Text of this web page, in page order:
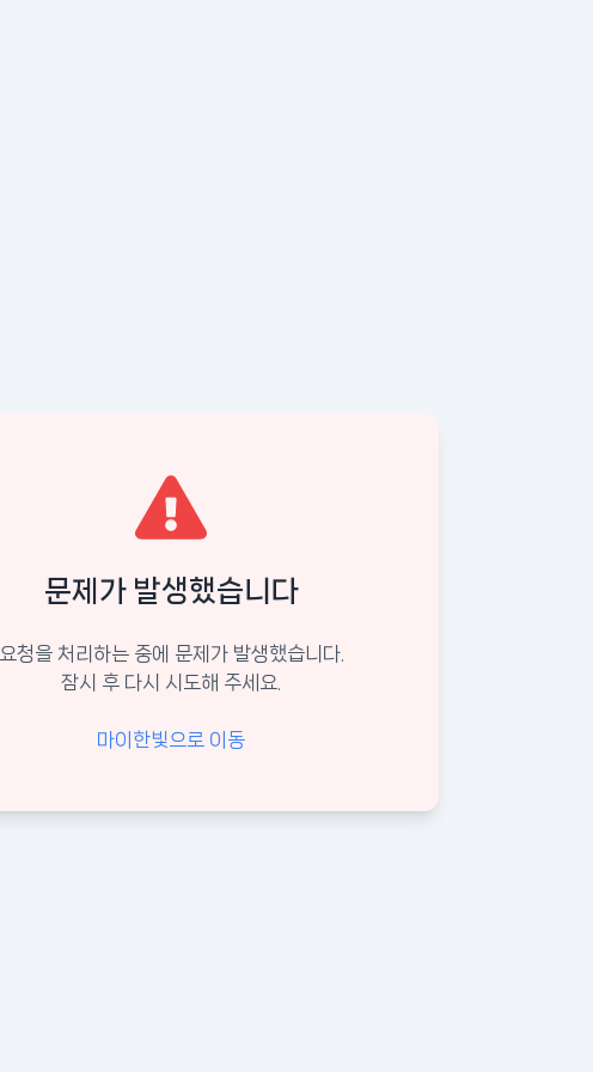
문제가 발생했습니다
요청을 처리하는 중에 문제가 발생했습니다.
잠시 후 다시 시도해 주세요.
마이한빛으로 이동